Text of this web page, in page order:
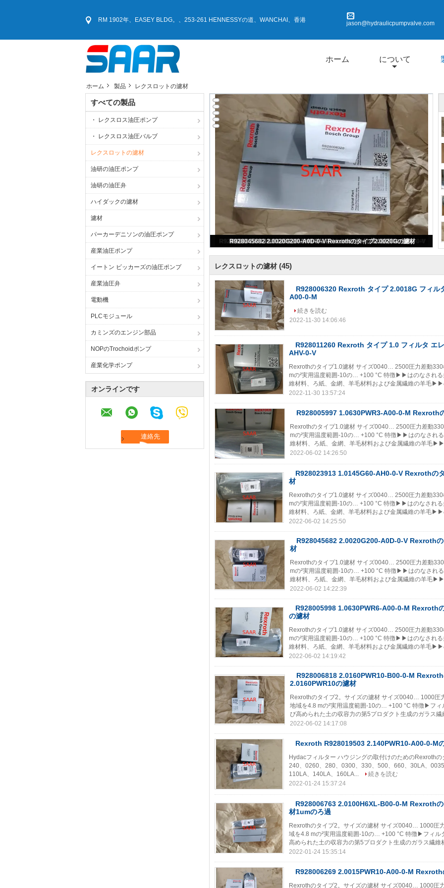
RM 1902年、EASEY BLDG。、253-261 HENNESSYの道、WANCHAI、香港 jason@hydraulicpumpvalve.com
ホーム について
ホーム 製品 レクスロットの濾材
すべての製品
・ レクスロス油圧ポンプ
・ レクスロス油圧バルブ
レクスロットの濾材
油研の油圧ポンプ
油研の油圧弁
ハイダックの濾材
濾材
パーカーデニソンの油圧ポンプ
産業油圧ポンプ
イートン ビッカーズの油圧ポンプ
産業油圧弁
電動機
PLCモジュール
カミンズのエンジン部品
NOPのTrochoidポンプ
産業化学ポンプ
オンラインです
R928006320 Rexroth タイプ 2.0018G フィルター要素 2.0018G25-A00-0-M
レクスロットの濾材 (45)
R928006320 Rexroth タイプ 2.0018G フィル
A00-0-M
続きを読む
2022-11-30 14:06:46
R928011260 Rexroth タイプ 1.0 フィルタ エ
AHV-0-V
Rexrothのタイプ1.0濾材 サイズ0040… 2500圧力差動
mの²実用温度範囲-10の… +100 °C 特徴▶▶はのなされ
維材料、ろ紙、金網、羊毛材料および金属繊維の羊毛
2022-11-30 13:57:24
R928005997 1.0630PWR3-A00-0-M Rexroth
Rexrothのタイプ1.0濾材 サイズ0040… 2500圧力差動
mの²実用温度範囲-10の… +100 °C 特徴▶▶はのなされ
維材料、ろ紙、金網、羊毛材料および金属繊維の羊毛
2022-06-02 14:26:50
R928023913 1.0145G60-AH0-0-V Rexrothの
材
Rexrothのタイプ1.0濾材 サイズ0040… 2500圧力差動
mの²実用温度範囲-10の… +100 °C 特徴▶▶はのなされ
維材料、ろ紙、金網、羊毛材料および金属繊維の羊毛
2022-06-02 14:25:50
R928045682 2.0020G200-A0D-0-V Rexroth
材
Rexrothのタイプ1.0濾材 サイズ0040… 2500圧力差動
mの²実用温度範囲-10の… +100 °C 特徴▶▶はのなされ
維材料、ろ紙、金網、羊毛材料および金属繊維の羊毛
2022-06-02 14:22:39
R928005998 1.0630PWR6-A00-0-M Rexroth
の濾材
Rexrothのタイプ1.0濾材 サイズ0040… 2500圧力差動
mの²実用温度範囲-10の… +100 °C 特徴▶▶はのなされ
維材料、ろ紙、金網、羊毛材料および金属繊維の羊毛
2022-06-02 14:19:42
R928006818 2.0160PWR10-B00-0-M
2.0160PWR10の濾材
Rexrothのタイプ2。サイズの濾材 サイズ0040… 1000圧
地域を4.8 mの²実用温度範囲-10の… +100 °C 特徴▶フ
び高められた土の収容力の第5プロダクト生成のガラス
2022-06-02 14:17:08
Rexroth R928019503 2.140PWR10-A00-0-M
Hydacフィルター ハウジングの取付けのためのRexroth
240、0260、280、0300、330、500、660、30LA、
110LA、140LA、160LA...
続きを読む
2022-01-24 15:37:24
R928006763 2.0100H6XL-B00-0-M Rexroth
材1umのろ過
Rexrothのタイプ2。サイズの濾材 サイズ0040… 1000圧
域を4.8 mの²実用温度範囲-10の… +100 °C 特徴▶フィ
高められた土の収容力の第5プロダクト生成のガラス繊維
2022-01-24 15:35:14
R928006269 2.0015PWR10-A00-0-M Rexroth
Rexrothのタイプ2。サイズの濾材 サイズ0040… 1000圧